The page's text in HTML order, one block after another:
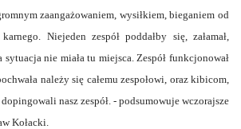
zaangażowaniem, wysiłkiem, bieganiem od
Niejeden zespół poddałby się, załamał,
sytuacja nie miała tu miejsca. Zespół funkcjonował
należy się całemu zespołowi, oraz kibicom,
nasz zespół. - podsumowuje wczorajsze
Kołacki.